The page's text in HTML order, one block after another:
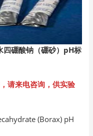
四硼酸钠（硼砂）pH标
请来电咨询，供实验
(Borax) pH